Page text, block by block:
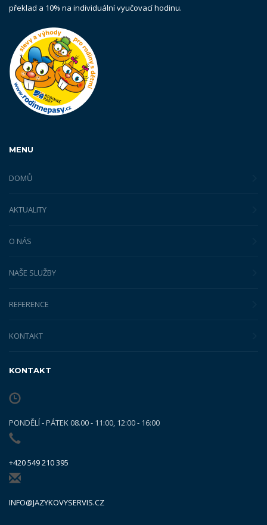
překlad a 10% na individuální vyučovací hodinu.
MENU
DOMŮ
AKTUALITY
O NÁS
NAŠE SLUŽBY
REFERENCE
KONTAKT
KONTAKT
PONDĚLÍ - PÁTEK 08.00 - 11:00, 12:00 - 16:00
+420 549 210 395
INFO@JAZYKOVYSERVIS.CZ